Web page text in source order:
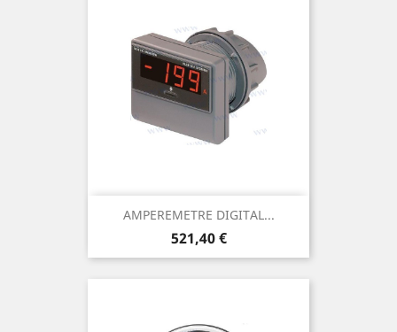
AMPEREMETRE DIGITAL...
Prix
521,40 €